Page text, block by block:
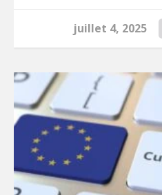
juillet 4, 2025